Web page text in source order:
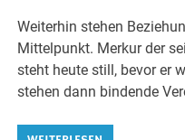
Weiterhin stehen
Mittelpunkt. Merkur der
steht heute still, bevor er
stehen dann bindende